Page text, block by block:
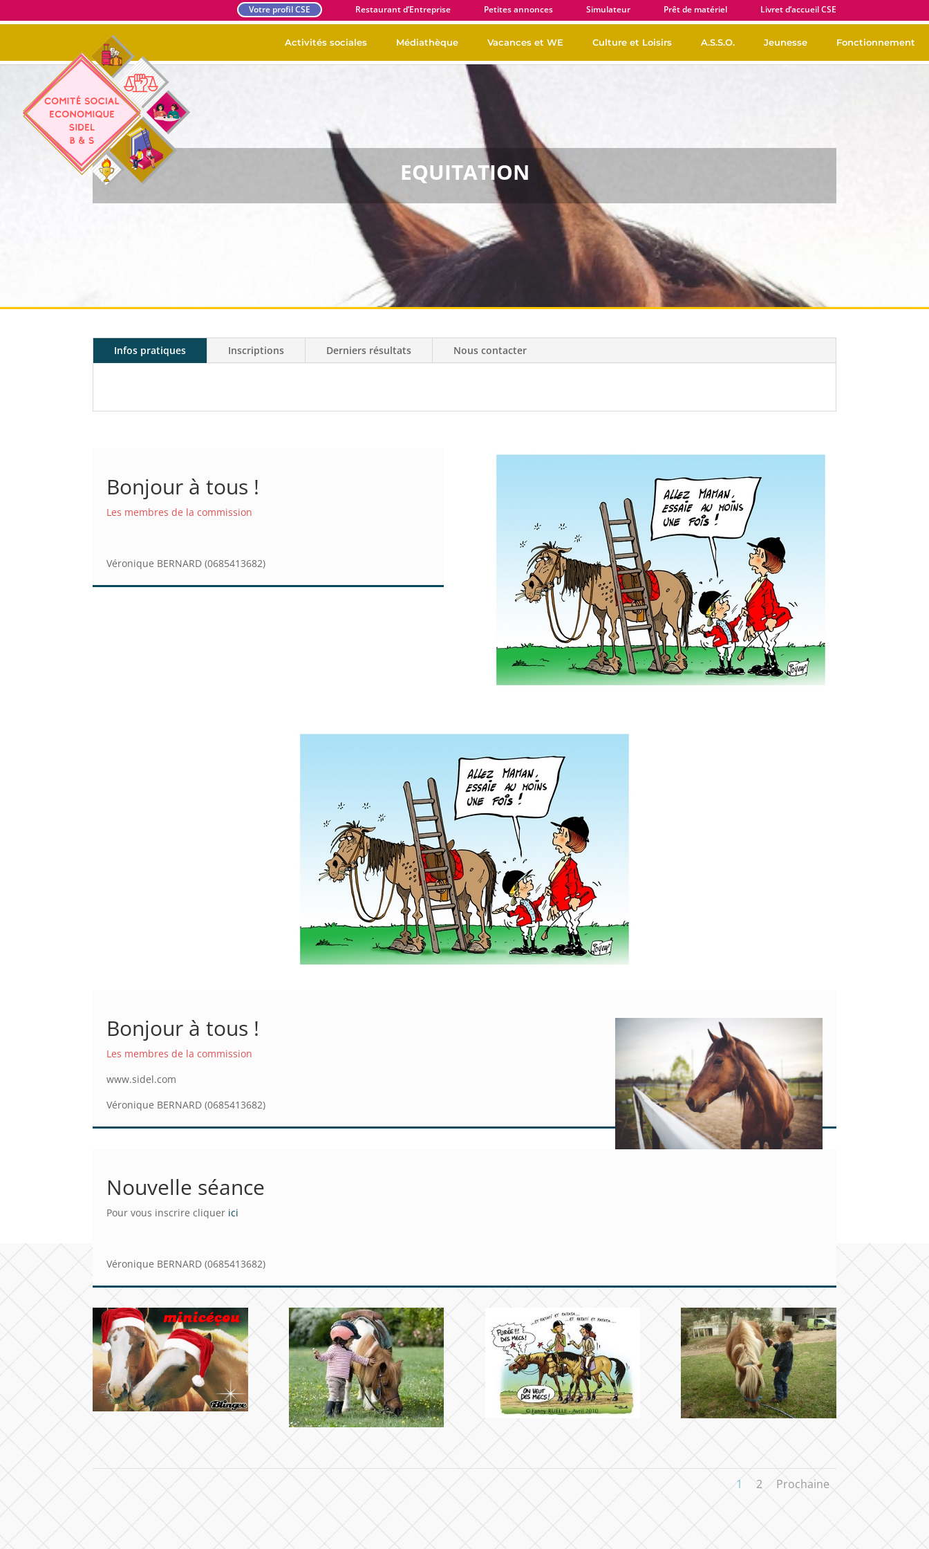
Votre profil CSE Restaurant d’Entreprise Petites annonces Simulateur Prêt de matériel Livret d’accueil CSE
Activités sociales Médiathèque Vacances et WE Culture et Loisirs A.S.S.O. Jeunesse Fonctionnement
EQUITATION
Infos pratiques Inscriptions Derniers résultats Nous contacter
Bonjour à tous !
Les membres de la commission
Véronique BERNARD (0685413682)
Bonjour à tous !
Les membres de la commission
www.sidel.com
Véronique BERNARD (0685413682)
Nouvelle séance
Pour vous inscrire cliquer ici
Véronique BERNARD (0685413682)
1 2 Prochaine